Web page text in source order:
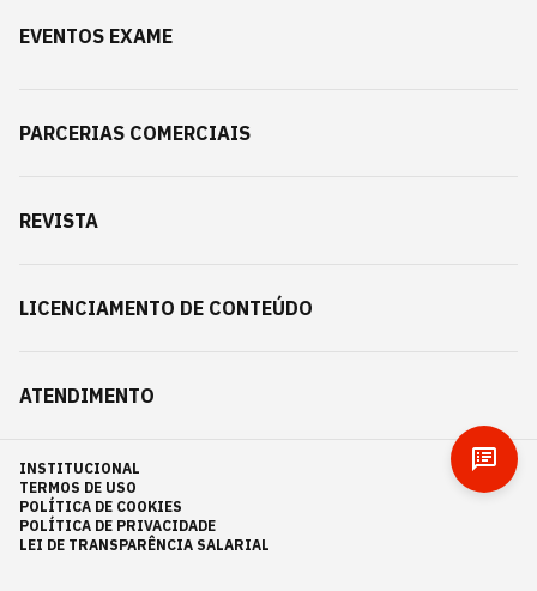
EVENTOS EXAME
PARCERIAS COMERCIAIS
REVISTA
LICENCIAMENTO DE CONTEÚDO
ATENDIMENTO
INSTITUCIONAL
TERMOS DE USO
POLÍTICA DE COOKIES
POLÍTICA DE PRIVACIDADE
LEI DE TRANSPARÊNCIA SALARIAL